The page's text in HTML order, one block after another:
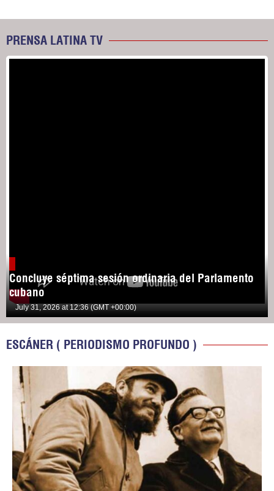
PRENSA LATINA TV
Concluye séptima sesión ordinaria del Parlamento
cubano
July 31, 2026 at 12:36 (GMT +00:00)
ESCÁNER ( PERIODISMO PROFUNDO )